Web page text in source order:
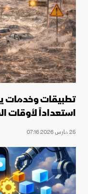
تطبيقات وخدمات
استعداداً لأوقات
25 مارس 2026 07:16